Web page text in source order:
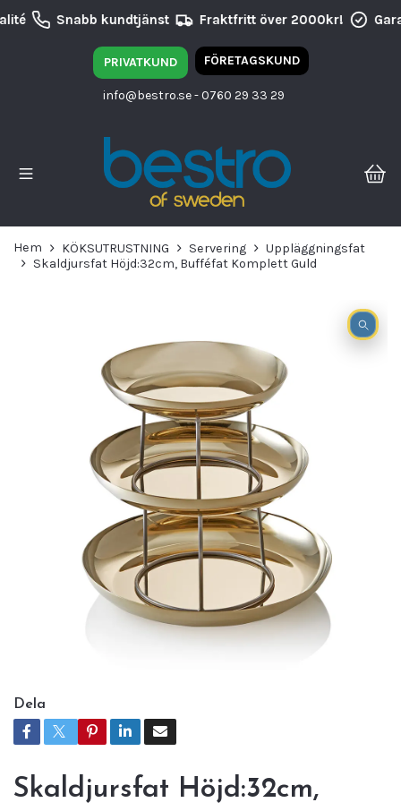
Snabb kundtjänst Fraktfritt över 2000kr!
PRIVATKUND FÖRETAGSKUND
info@bestro.se- 0760 29 33 29
Hem KÖKSUTRUSTNING Servering
Uppläggningsfat
Skaldjursfat Höjd:32cm, Bufféfat Komplett Guld
Dela
Skaldjursfat Höjd:32cm,